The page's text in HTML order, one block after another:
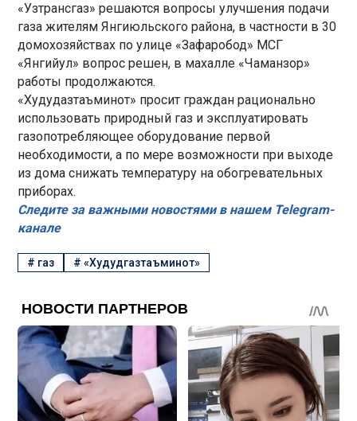
«Узтрансгаз» решаются вопросы улучшения подачи
газа жителям Янгиюльского района, в частности в 30
домохозяйствах по улице «Зафаробод» МСГ
«Янгийул» вопрос решен, в махалле «Чаманзор»
работы продолжаются.
«Худудазтаъминот» просит граждан рационально
использовать природный газ и эксплуатировать
газопотребляющее оборудование первой
необходимости, а по мере возможности при выходе
из дома снижать температуру на обогревательных
приборах.
Следите за важными новостями в нашем Telegram-
канале
# газ #«Худудгазтаъминот»